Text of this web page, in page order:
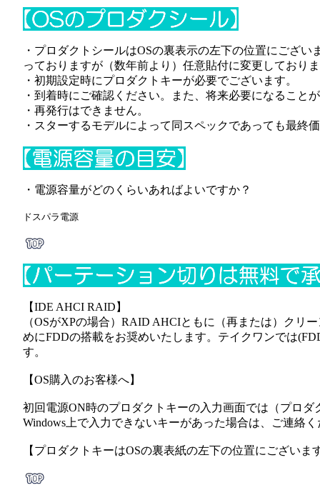
・プロダクトシールはOSの裏表示の左下の位置にござ
っておりますが（数年前より）任意貼付に変更しており
・初期設定時にプロダクトキーが必要でございます。
・到着時にご確認ください。また、将来必要になること
・再発行はできません。
・スターするモデルによって同スペックであっても最
・電源容量がどのくらいあればよいですか？
ドスパラ電源
【IDE AHCI RAID】
（OSがXPの場合）RAID AHCIともに（再または）クリ
めにFDDの搭載をお奨めいたします。テイクワンでは
す。
【OS購入のお客様へ】
初回電源ON時のプロダクトキーの入力画面では（プロ
Windows上で入力できないキーがあった場合は、ご連絡
【プロダクトキーはOSの裏表紙の左下の位置にござい